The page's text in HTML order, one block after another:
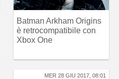
Batman Arkham Origins
è retrocompatibile con
Xbox One
MER 28 GIU 2017, 08:01